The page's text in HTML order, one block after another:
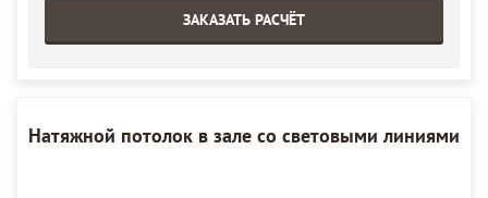
ЗАКАЗАТЬ РАСЧЁТ
Натяжной потолок в зале со световыми линиями